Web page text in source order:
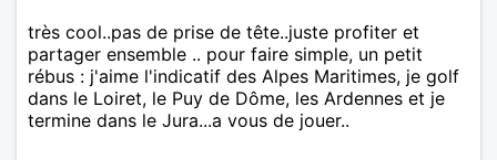
très cool..pas de prise de tête..juste profiter et
partager ensemble .. pour faire simple, un petit
rébus : j'aime l'indicatif des Alpes Maritimes, je golf
dans le Loiret, le Puy de Dôme, les Ardennes et je
termine dans le Jura...a vous de jouer..